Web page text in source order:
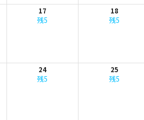
17 18
残5 残5
24 25
残5 残5